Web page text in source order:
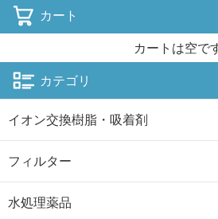
カート
カートは空で
カテゴリ
イオン交換樹脂・吸着剤
フィルター
水処理薬品